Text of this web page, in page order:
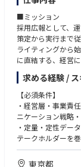
■ミッション
採用広報として、
策定から実行まで
ライティングから
に直結する、経営
グ」全体をリード
■具体的な業務内容
・採用ブランディ
・社外コミュニテ
との関係構築
・求職者向けコン
・求職者向けのイ
求める経験 /
【必須条件】
・経営層・事業責
ニケーション戦略
・定量・定性デー
テークホルダーを
東京都